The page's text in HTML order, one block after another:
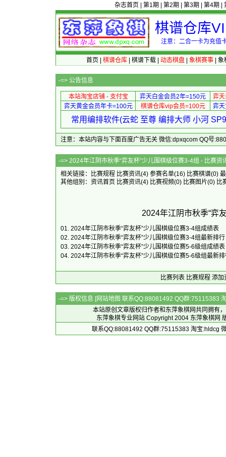
杂志首页 第1期 第2期 第3期 第4期
棋谱仓库
注意：二合一卡为充值
首页 棋谱仓库| 棋谱下载| 动态棋盘| 象棋赛事| 象
-=> 公告信息
本站淘宝店铺 - 支付宝 弈天白金会员2年=150元
弈
弈天黄金会员年卡=100元
棋谱仓库vip会员=100元 弈
常用编排软件(云蛇 至尊 编排大师 小河
注意：本站内容与下面百度广告无关 微信:dpxqcom QQ号
-=> 2024年江阴市秋季“弈友杯”少儿
相关链接：
比赛规程 比赛资讯(4) 参赛名单(16) 比赛棋谱(0)
其他组别： 资讯首页 比赛资讯(4) 比赛视频(0) 比赛图片(0) 比
2024年江阴市秋季“弈
01. 2024年江阴市秋季“弈友杯”少儿围棋级位赛3-4组成绩表
02. 2024年江阴市秋季“弈友杯”少儿围棋级位赛3-4组最新排行
03. 2024年江阴市秋季“弈友杯”少儿围棋级位赛5-6级组成绩表
04. 2024年江阴市秋季“弈友杯”少儿围棋级位赛5-6级组最新
比赛列表 比赛规程 添加
-=> 版权信息 [网站地图 联系QQ:88081492 QQ群:75115383
本站原创文章版权归作者和 东萍象棋网共同拥有
东萍象棋专业网站 Copyright 2004 东萍象棋网
联系QQ:88081492 QQ群:75115383 淘宝:hldcg